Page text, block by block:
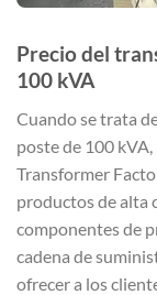
Precio del
100 kVA
Cuando se trata
poste de 100
Transformer
productos de alta
componentes de
cadena de
ofrecer a los